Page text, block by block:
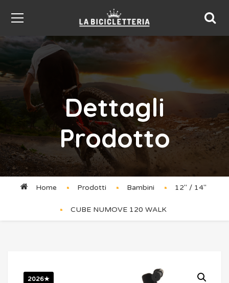
Dettagli
Prodotto
Home Prodotti Bambini 12'' / 14''
CUBE NUMOVE 120 WALK
2026★